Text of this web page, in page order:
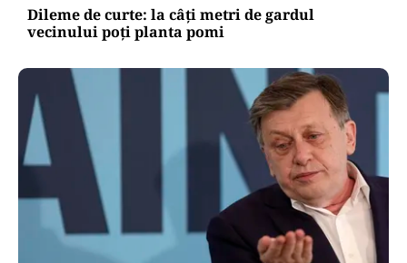
Dileme de curte: la câți metri de gardul
vecinului poți planta pomi